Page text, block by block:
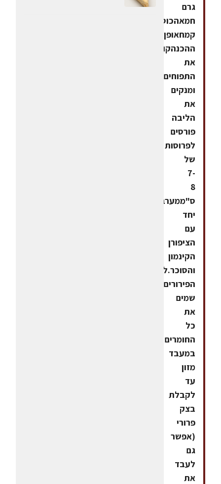
גרם
חמאהכוס
קמחאופן
ההכנהקולפים
את
התפוחים
ומנקים
את
הליבה
פורסים
לפרוסות
של
7-
8
ס"ממערבבים
יחד
עם
הציפורן
הקינמון
והסוכר.לבצק
הפירורים
שמים
את
כל
החומרים
במעבד
מזון
עד
לקבלת
בצק
פרורי
(אפשר
גם
לעבד
את